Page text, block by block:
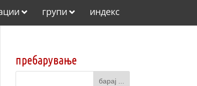
групи индекс
пребарување